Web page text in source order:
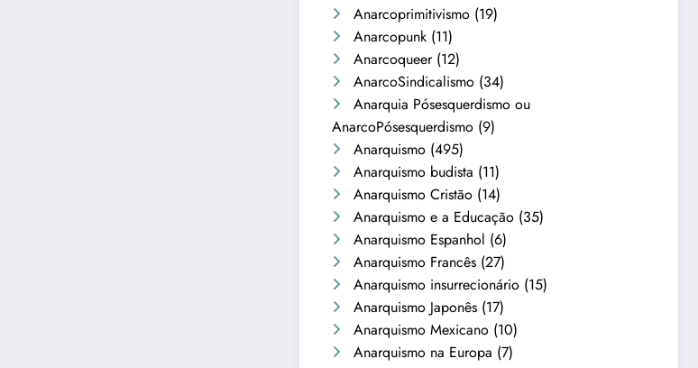
Anarcoprimitivismo (19)
Anarcopunk (11)
Anarcoqueer(12)
AnarcoSindicalismo (34)
Anarquia Pósesquerdismo ou
AnarcoPósesquerdismo (9)
Anarquismo (495)
Anarquismo budista (11)
Anarquismo Cristão (14)
Anarquismo e a Educação (35)
Anarquismo Espanhol (6)
Anarquismo Francês (27)
Anarquismo insurrecionário (15)
Anarquismo Japonês (17)
Anarquismo Mexicano (10)
Anarquismo na Europa (7)